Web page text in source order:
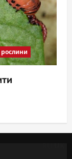
рослини